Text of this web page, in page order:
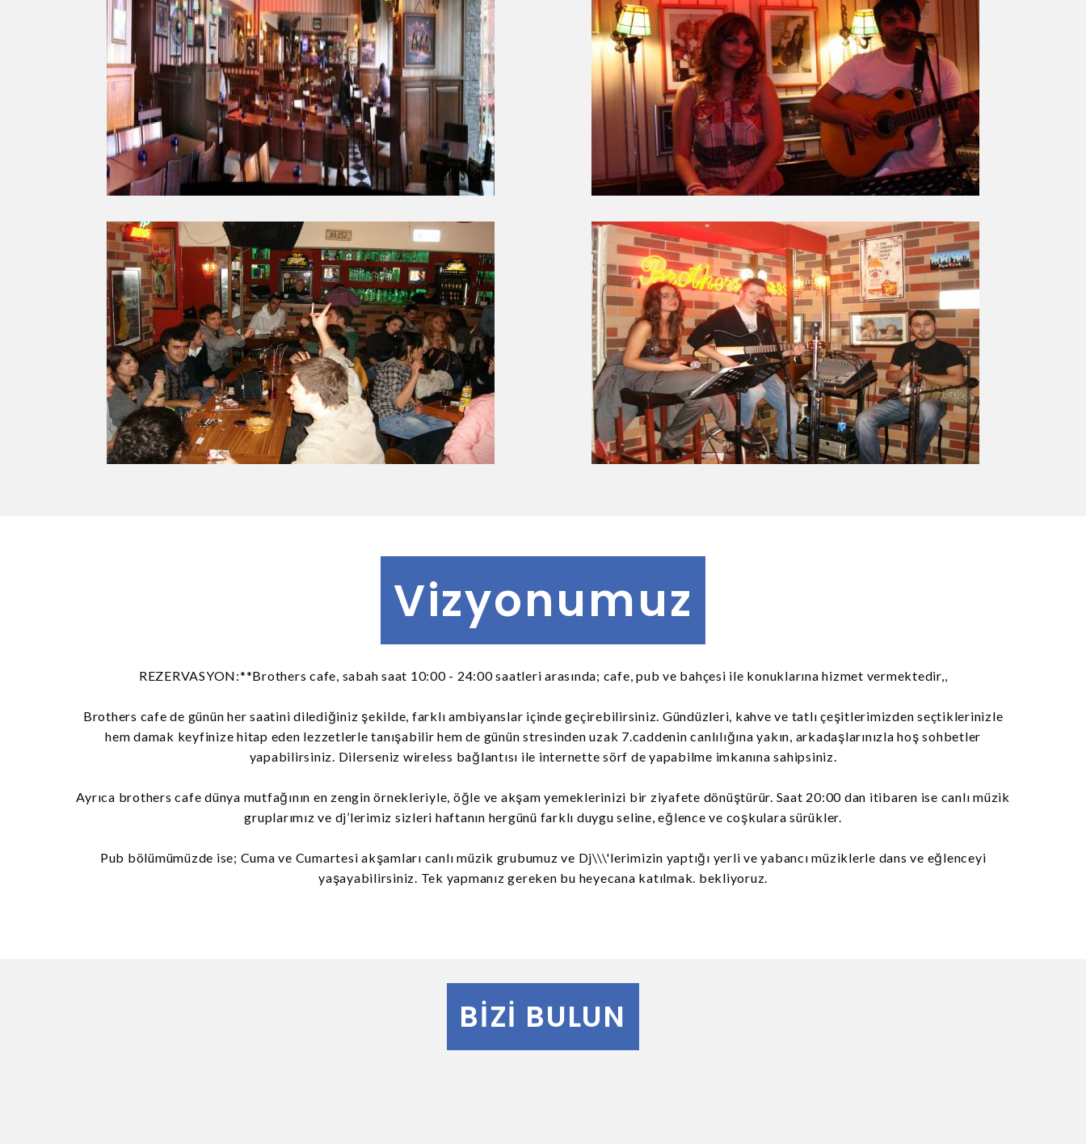
Vizyonumuz
REZERVASYON:**Brothers cafe, sabah saat 10:00 - 24:00 saatleri arasında; cafe, pub ve bahçesi ile konuklarına hizmet vermektedir,,
Brothers cafe de günün her saatini dilediğiniz şekilde, farklı ambiyanslar içinde geçirebilirsiniz. Gündüzleri, kahve ve tatlı çeşitlerimizden seçtiklerinizle
hem damak keyfinize hitap eden lezzetlerle tanışabilir hem de günün stresinden uzak 7.caddenin canlılığına yakın, arkadaşlarınızla hoş sohbetler
yapabilirsiniz. Dilerseniz wireless bağlantısı ile internette sörf de yapabilme imkanına sahipsiniz.
Ayrıca brothers cafe dünya mutfağının en zengin örnekleriyle, öğle ve akşam yemeklerinizi bir ziyafete dönüştürür. Saat 20:00 dan itibaren ise canlı müzik
gruplarımız ve dj’lerimiz sizleri haftanın hergünü farklı duygu seline, eğlence ve coşkulara sürükler.
Pub bölümümüzde ise; Cuma ve Cumartesi akşamları canlı müzik grubumuz ve Dj\\\'lerimizin yaptığı yerli ve yabancı müziklerle dans ve eğlenceyi
yaşayabilirsiniz. Tek yapmanız gereken bu heyecana katılmak. bekliyoruz.
BIZI BULUN